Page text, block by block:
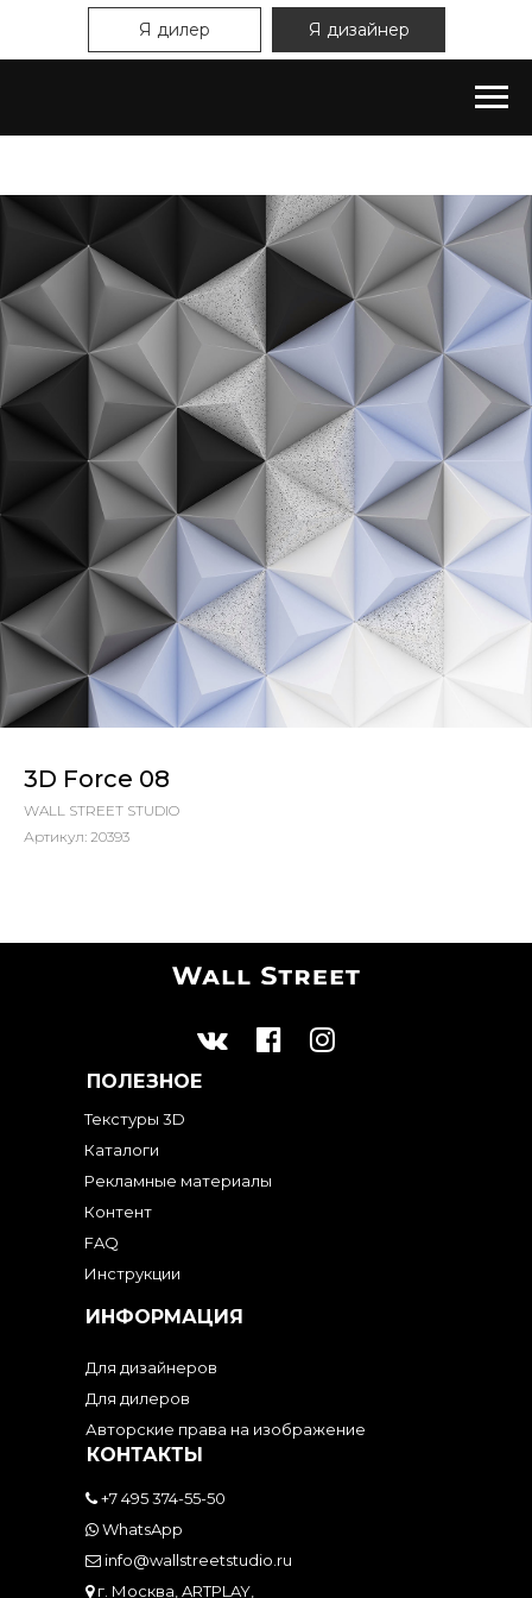
Я дилер Я дизайнер
3D Force 08
WALL STREET STUDIO
Артикул: 20393
ПОЛЕЗНОЕ
Текстуры 3D
Каталоги
Рекламные материалы
Контент
FAQ
Инструкции
ИНФОРМАЦИЯ
Для дизайнеров
Для дилеров
Авторские права на изображение
КОНТАКТЫ
+7 495 374-55-50
WhatsApp
info@wallstreetstudio.ru
г. Москва, ARTPLAY,